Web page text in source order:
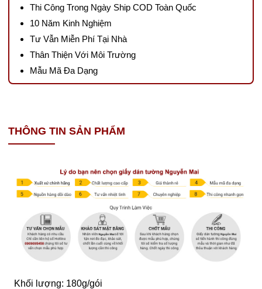
Thi Công Trong Ngày Ship COD Toàn Quốc
10 Năm Kinh Nghiệm
Tư Vẫn Miễn Phí Tại Nhà
Thân Thiện Với Môi Trường
Mẫu Mã Đa Dạng
THÔNG TIN SẢN PHẨM
Khối lượng: 180g/gói